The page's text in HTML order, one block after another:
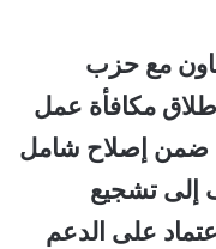
مع حزب
مكافأة عمل
تبدأ من 1 مارس 2026، ضمن إصلاح شامل
إلى تشجيع
على الدعم